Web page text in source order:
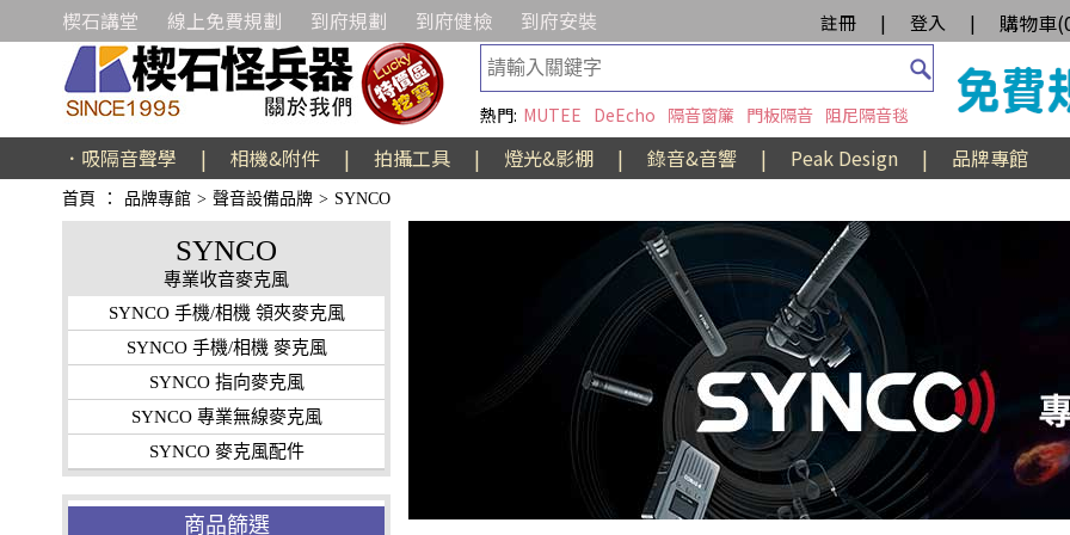
楔石講堂 線上免費規劃 到府規劃 到府健檢 到府安裝 註冊 | 登入 | 購物車(
熱門: MUTEE DeEcho 隔音窗簾 門板隔音 阻尼隔音毯
．吸隔音聲學 | 相機&附件 | 拍攝工具 | 燈光&影棚 | 錄音&音響 | Peak Design | 品牌專館
首頁 ： 品牌專館 > 聲音設備品牌 > SYNCO
SYNCO
專業收音麥克風
SYNCO 手機/相機 領夾麥克風
SYNCO 手機/相機 麥克風
SYNCO 指向麥克風
SYNCO 專業無線麥克風
SYNCO 麥克風配件
商品篩選